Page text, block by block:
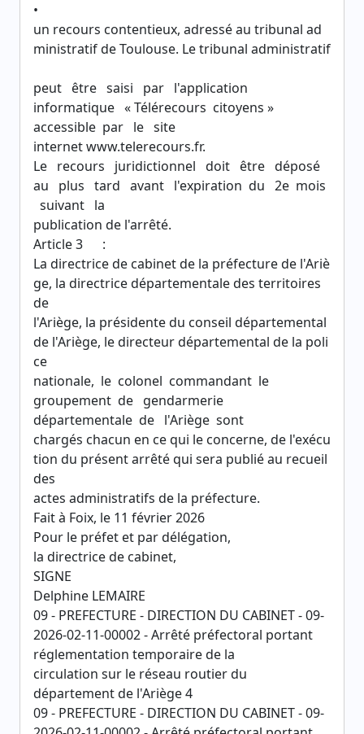
•
un recours contentieux, adressé au tribunal ad
ministratif de Toulouse. Le tribunal administratif
peut être saisi par l'application
informatique « Télérecours citoyens »
accessible par le site
internet www.telerecours.fr.
Le recours juridictionnel doit être déposé
au plus tard avant l'expiration du 2e mois
suivant la
publication de l'arrêté.
Article 3 :
La directrice de cabinet de la préfecture de l'Ariè
ge, la directrice départementale des territoires
de
l'Ariège, la présidente du conseil départemental
de l'Ariège, le directeur départemental de la poli
ce
nationale, le colonel commandant le
groupement de gendarmerie
départementale de l'Ariège sont
chargés chacun en ce qui le concerne, de l'exécu
tion du présent arrêté qui sera publié au recueil
des
actes administratifs de la préfecture.
Fait à Foix, le 11 février 2026
Pour le préfet et par délégation,
la directrice de cabinet,
SIGNE
Delphine LEMAIRE
09 - PREFECTURE - DIRECTION DU CABINET - 09-
2026-02-11-00002 - Arrêté préfectoral portant
réglementation temporaire de la
circulation sur le réseau routier du
département de l'Ariège 4
09 - PREFECTURE - DIRECTION DU CABINET - 09-